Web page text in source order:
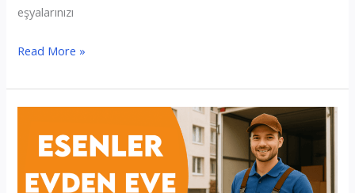
eşyalarınızı
Esenyurt
Eve
Read More »